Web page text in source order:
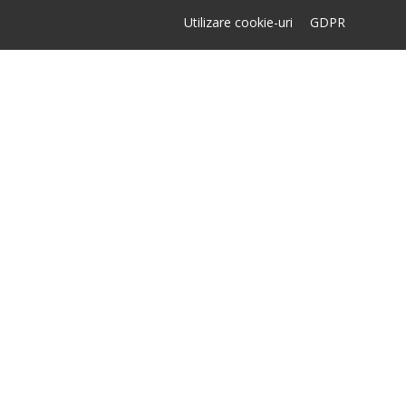
Utilizare cookie-uri GDPR